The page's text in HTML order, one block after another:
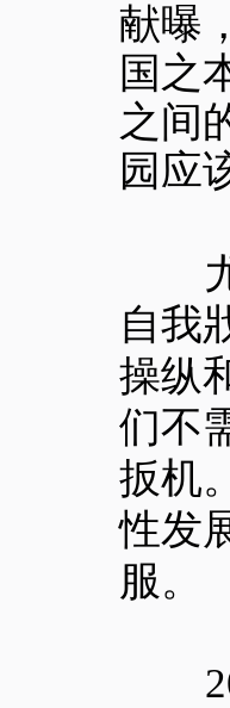
献曝
国之
之间
园应
尤
自我
操纵
们不
扳机
性发
服。